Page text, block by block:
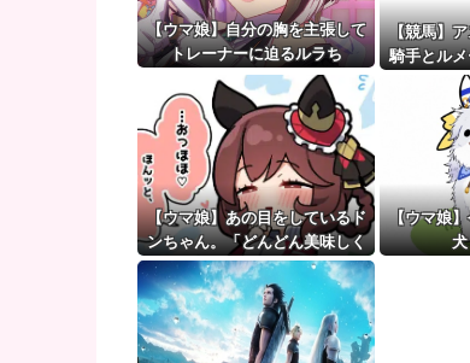
サカナ山口、アジカン後藤「BUMPが邦
【画像】ラノベ作家（52）「新作ラブコ
【ウマ娘】（審議）無凸ブーケと完凸シ
【ウマ娘】覚醒Lv6、7の解放が今後2か
【ウマ娘】自分の胸を主張して
トレーナーに迫るルラち
【競馬】
騎手とル
【ウマ娘】あの目をしているド
ンちゃん。「どんどん美味しく
実る…♡」
【ウマ娘